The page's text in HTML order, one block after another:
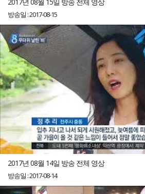
방송일 : 2017-08-15
2017년 08월 14일 방송 전체 영상
방송일 : 2017-08-14